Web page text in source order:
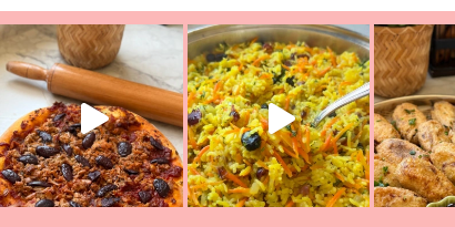
קודשלמתכון
ולמה היא נקראת ככה? ההסבר בסרטו